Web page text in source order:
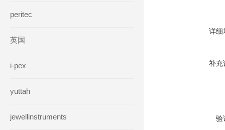
peritec
英国
i-pex
yuttah
jewellinstruments
详细
补充
验